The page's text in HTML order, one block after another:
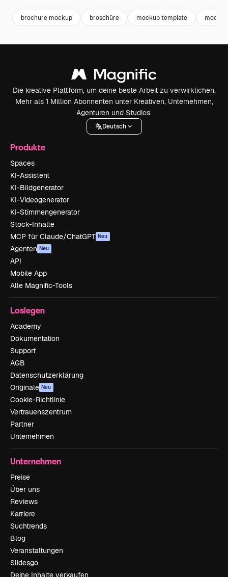
brochure mockup broschüre mockup template mockup
Die kreative Plattform, um deine beste Arbeit zu verwirklichen.
Mehr als 1 Million Abonnenten unter Kreativen, Unternehmen,
Agenturen und Studios.
Deutsch
Produkte
Spaces
KI-Assistent
KI-Bildgenerator
KI-Videogenerator
KI-Stimmengenerator
Stock-Inhalte
MCP für Claude/ChatGPT Neu
Agenten Neu
API
Mobile App
Alle Magnific-Tools
Loslegen
Academy
Dokumentation
Support
AGB
Datenschutzerklärung
Originale Neu
Cookie-Richtlinie
Vertrauenszentrum
Partner
Unternehmen
Unternehmen
Preise
Über uns
Reviews
Karriere
Suchtrends
Blog
Veranstaltungen
Slidesgo
Deine Inhalte verkaufen